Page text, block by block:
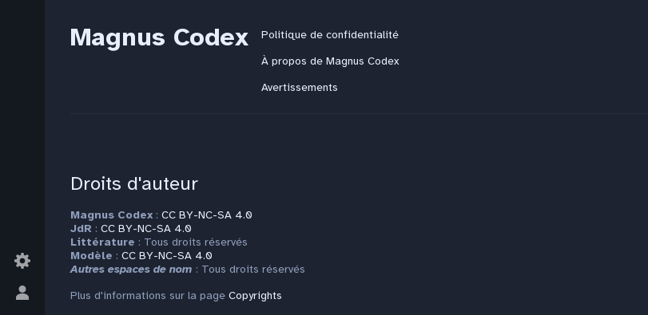
Basculer
Magnus Codex
Politique de confidentialité
À propos de Magnus Codex
Avertissements
Droits d'auteur
Magnus Codex : CC BY-NC-SA 4.0
JdR : CC BY-NC-SA 4.0
Littérature : Tous droits réservés
Modèle : CC BY-NC-SA 4.0
Autres espaces de nom : Tous droits réservés
Plus d'informations sur la page Copyrights